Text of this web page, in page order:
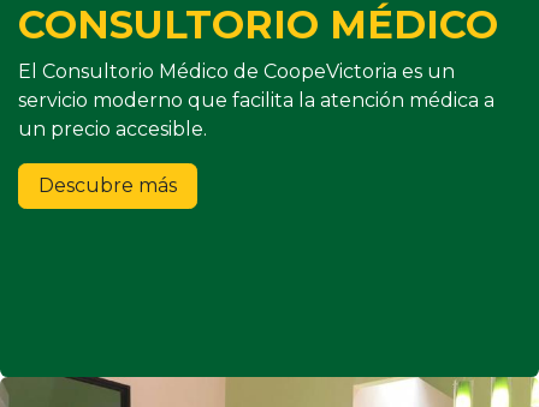
CONSULTORIO MÉDICO
El Consultorio Médico de CoopeVictoria es un
servicio moderno que facilita la atención médica a
un precio accesible.
Descubre más